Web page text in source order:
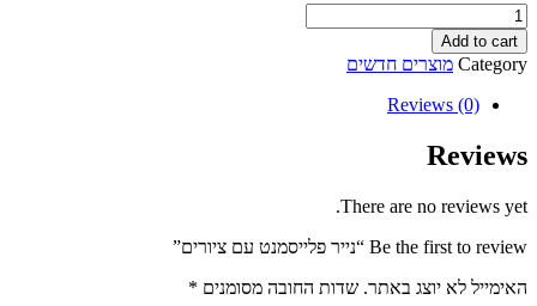
נייר
פלייסמנט
עם
ציורים
quantity
Add to cart
Category מוצרים חדשים
Reviews (0)
Reviews
There are no reviews yet.
Be the first to review “נייר פלייסמנט עם ציורים”
האימייל לא יוצג באתר. שדות החובה מסומנים *